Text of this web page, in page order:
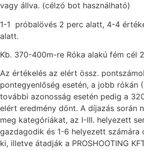
vagy állva. (célzó bot használható)
1-1 próbalövés 2 perc alatt, 4-4
alatt.
Kb. 370-400m-re Róka alakú fém cél
Az értékelés az elért össz.
pontegyenlőség esetén, a jobb rókán
további azonosság esetén pedig a
elért eredmény dönt. A díjazás során
meg kategóriákat, az I-III. helyezett
gazdagodik és 1-6 helyezett számára
ki, illetve átadják a PROSHOOTING